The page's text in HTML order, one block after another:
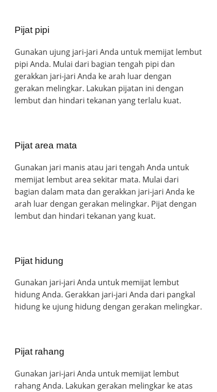
Pijat pipi
Gunakan ujung jari-jari Anda untuk memijat lembut
pipi Anda. Mulai dari bagian tengah pipi dan
gerakkan jari-jari Anda ke arah luar dengan
gerakan melingkar. Lakukan pijatan ini dengan
lembut dan hindari tekanan yang terlalu kuat.
Pijat area mata
Gunakan jari manis atau jari tengah Anda untuk
memijat lembut area sekitar mata. Mulai dari
bagian dalam mata dan gerakkan jari-jari Anda ke
arah luar dengan gerakan melingkar. Pijat dengan
lembut dan hindari tekanan yang kuat.
Pijat hidung
Gunakan jari-jari Anda untuk memijat lembut
hidung Anda. Gerakkan jari-jari Anda dari pangkal
hidung ke ujung hidung dengan gerakan melingkar.
Pijat rahang
Gunakan jari-jari Anda untuk memijat lembut
rahang Anda. Lakukan gerakan melingkar ke atas